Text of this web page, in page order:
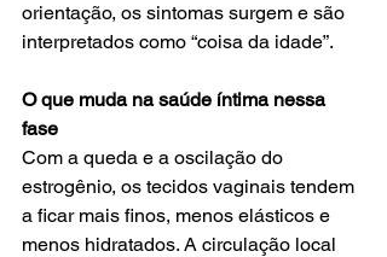
orientação, os sintomas surgem e são
interpretados como “coisa da idade”.
O que muda na saúde íntima nessa
fase
Com a queda e a oscilação do
estrogênio, os tecidos vaginais tendem
a ficar mais finos, menos elásticos e
menos hidratados. A circulação local